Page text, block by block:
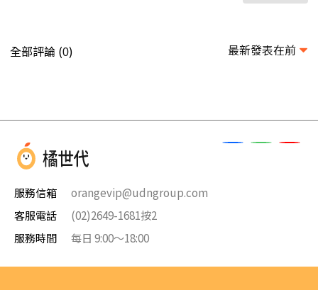
全部評論 (0) 最新發表在前
服務信箱
orangevip@udngroup.com
客服電話
(02)2649-1681按2
服務時間
每日 9:00～18:00